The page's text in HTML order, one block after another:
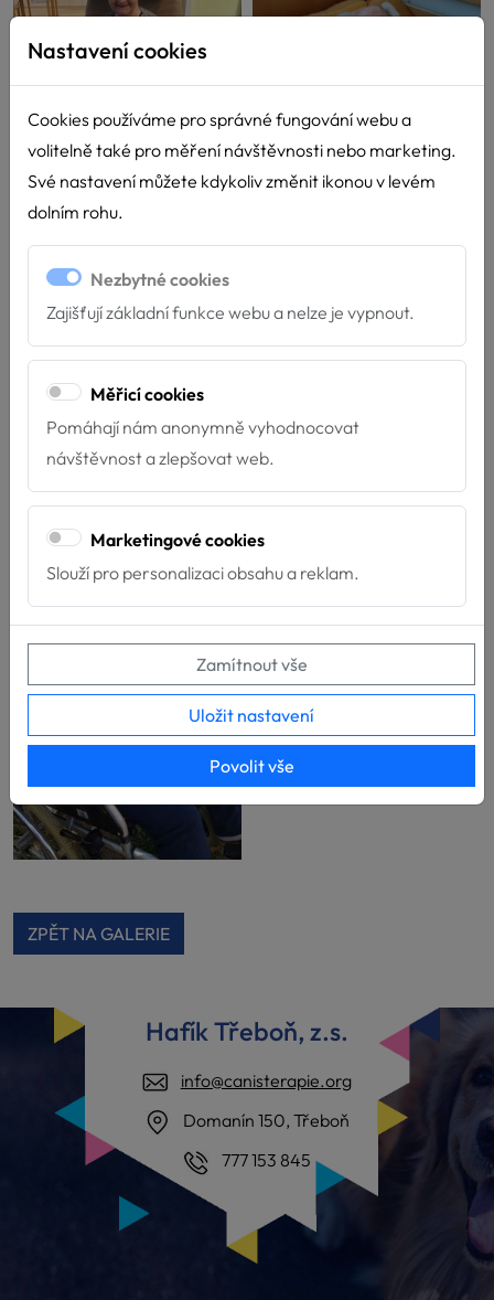
ZPĚT NA GALERIE
Hafík Třeboň, z.s.
info@canisterapie.org
Domanín 150, Třeboň
777 153 845
Nastavení cookies
Cookies používáme pro správné fungování webu a
volitelně také pro měření návštěvnosti nebo marketing.
Své nastavení můžete kdykoliv změnit ikonou v levém
dolním rohu.
Nezbytné cookies
Zajišťují základní funkce webu a nelze je vypnout.
Měřicí cookies
Pomáhají nám anonymně vyhodnocovat
návštěvnost a zlepšovat web.
Marketingové cookies
Slouží pro personalizaci obsahu a reklam.
Zamítnout vše
Uložit nastavení
Povolit vše